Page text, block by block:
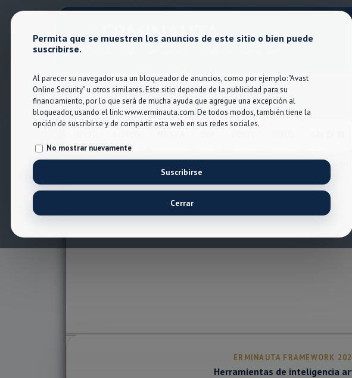
ERMINAUTA
ERMINAUTA FRAMEWORK
Herramientas de inteligencia
Permita que se muestren los anuncios de este sitio o bien puede
suscribirse.
Al parecer su navegador usa un bloqueador de anuncios, como por ejemplo: "Avast
Online Security" u otros similares. Este sitio depende de la publicidad para su
financiamiento, por lo que será de mucha ayuda que agregue una excepción al
bloqueador, usando el link: www.erminauta.com. De todos modos, también tiene la
opción de suscribirse y de compartir esta web en sus redes sociales.
No mostrar nuevamente
Suscribirse
Cerrar